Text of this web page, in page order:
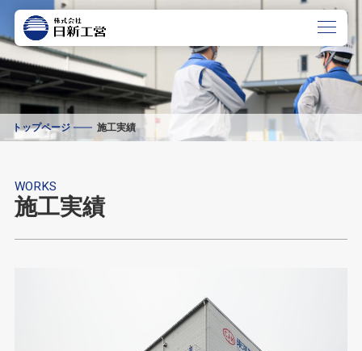
トップページ 施工実績
WORKS
施工実績